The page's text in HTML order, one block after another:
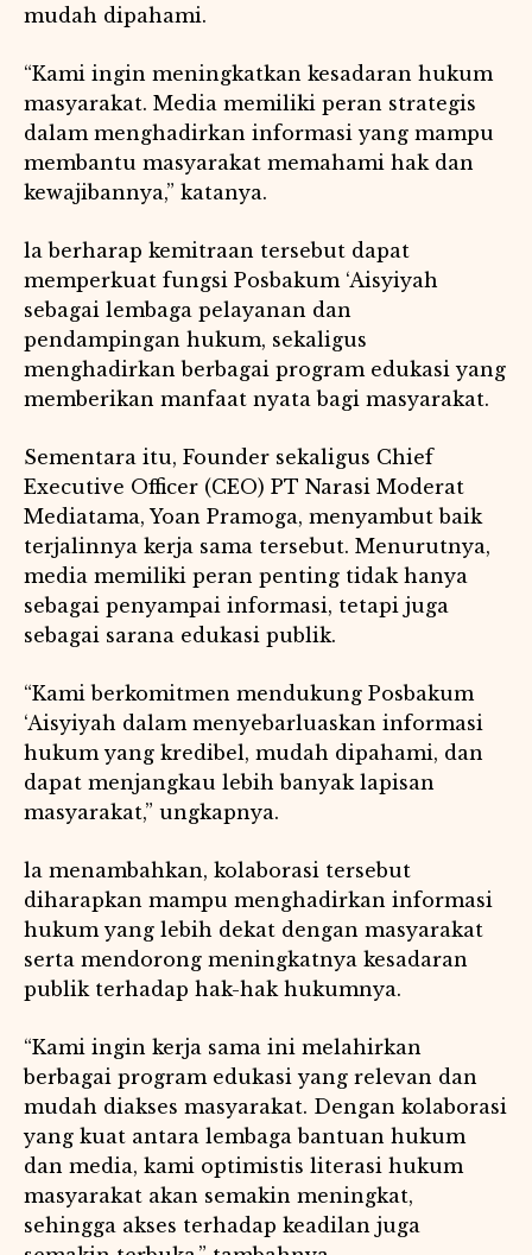
mudah dipahami.
“Kami ingin meningkatkan kesadaran hukum
masyarakat. Media memiliki peran strategis
dalam menghadirkan informasi yang mampu
membantu masyarakat memahami hak dan
kewajibannya,” katanya.
la berharap kemitraan tersebut dapat
memperkuat fungsi Posbakum ‘Aisyiyah
sebagai lembaga pelayanan dan
pendampingan hukum, sekaligus
menghadirkan berbagai program edukasi yang
memberikan manfaat nyata bagi masyarakat.
Sementara itu, Founder sekaligus Chief
Executive Officer (CEO) PT Narasi Moderat
Mediatama, Yoan Pramoga, menyambut baik
terjalinnya kerja sama tersebut. Menurutnya,
media memiliki peran penting tidak hanya
sebagai penyampai informasi, tetapi juga
sebagai sarana edukasi publik.
“Kami berkomitmen mendukung Posbakum
‘Aisyiyah dalam menyebarluaskan informasi
hukum yang kredibel, mudah dipahami, dan
dapat menjangkau lebih banyak lapisan
masyarakat,” ungkapnya.
la menambahkan, kolaborasi tersebut
diharapkan mampu menghadirkan informasi
hukum yang lebih dekat dengan masyarakat
serta mendorong meningkatnya kesadaran
publik terhadap hak-hak hukumnya.
“Kami ingin kerja sama ini melahirkan
berbagai program edukasi yang relevan dan
mudah diakses masyarakat. Dengan kolaborasi
yang kuat antara lembaga bantuan hukum
dan media, kami optimistis literasi hukum
masyarakat akan semakin meningkat,
sehingga akses terhadap keadilan juga